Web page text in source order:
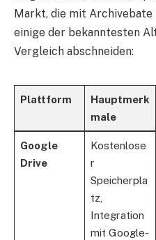
Markt, die mit
einige der bekanntesten
Vergleich abschneiden:
Plattform
Hauptmerk
male
Google
Drive
Kostenlose
r
Speicherpla
tz,
Integration
mit Google-